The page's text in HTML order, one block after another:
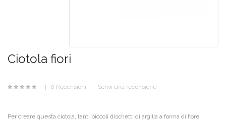
Ciotola fiori
0 Recensioni Scrivi una recensione
Per creare questa ciotola, tanti piccoli dischetti di argilla a forma di fiore